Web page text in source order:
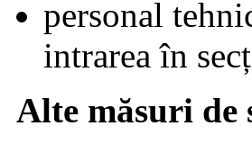
personal
intrarea în
Alte măsuri de